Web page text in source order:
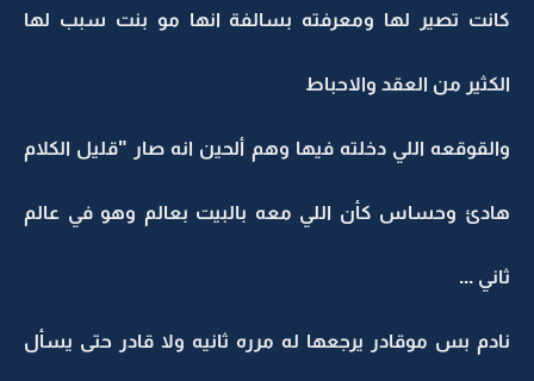
كانت تصير لها ومعرفته بسالفة انها مو بنت سبب لها
الكثير من العقد والاحباط
والقوقعه اللي دخلته فيها وهم ألحين انه صار "قليل الكلام
هادئ وحساس كأن اللي معه بالبيت بعالم وهو في عالم
ثاني ...
نادم بس موقادر يرجعها له مرره ثانيه ولا قادر حتى يسأل